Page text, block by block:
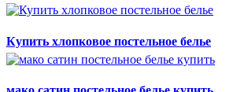
Купить хлопковое постельное белье